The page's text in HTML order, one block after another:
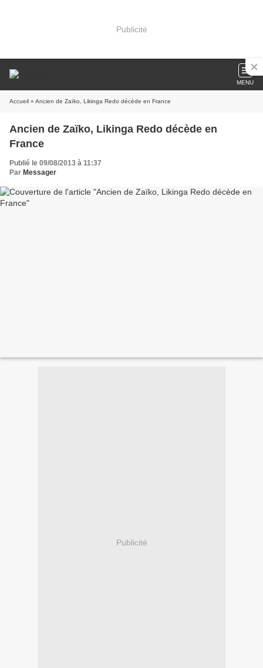
Publicité
MENU
Accueil » Ancien de Zaïko, Likinga Redo décède en France
Ancien de Zaïko, Likinga Redo décède en
France
Publié le 09/08/2013 à 11:37
Par Messager
Publicité